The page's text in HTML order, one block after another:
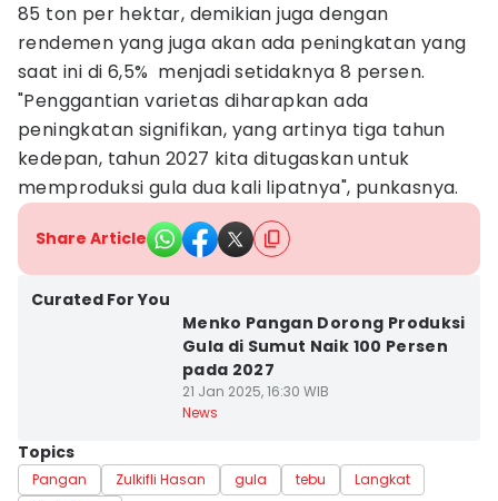
85 ton per hektar, demikian juga dengan
rendemen yang juga akan ada peningkatan yang
saat ini di 6,5% menjadi setidaknya 8 persen.
"Penggantian varietas diharapkan ada
peningkatan signifikan, yang artinya tiga tahun
kedepan, tahun 2027 kita ditugaskan untuk
memproduksi gula dua kali lipatnya", punkasnya.
Share Article
Curated For You
Menko Pangan Dorong Produksi
Gula di Sumut Naik 100 Persen
pada 2027
21 Jan 2025, 16:30 WIB
News
Topics
Pangan Zulkifli Hasan gula tebu
Langkat